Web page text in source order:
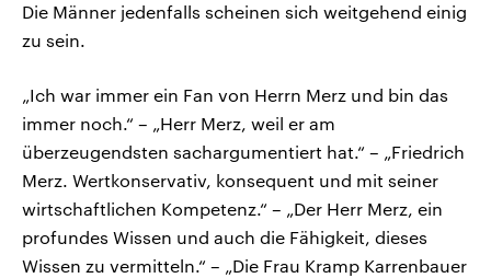
Die Männer jedenfalls scheinen sich weitgehend einig
zu sein.
„Ich war immer ein Fan von Herrn Merz und bin das
immer noch.“ – „Herr Merz, weil er am
überzeugendsten sachargumentiert hat.“ – „Friedrich
Merz. Wertkonservativ, konsequent und mit seiner
wirtschaftlichen Kompetenz.“ – „Der Herr Merz, ein
profundes Wissen und auch die Fähigkeit, dieses
Wissen zu vermitteln.“ – „Die Frau Kramp Karrenbauer